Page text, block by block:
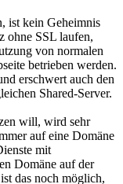
ist kein Geheimnis
ohne SSL laufen,
von normalen
betrieben werden.
erschwert auch den
Shared-Server.
will, wird sehr
auf eine Domäne
mit
Domäne auf der
das noch möglich,